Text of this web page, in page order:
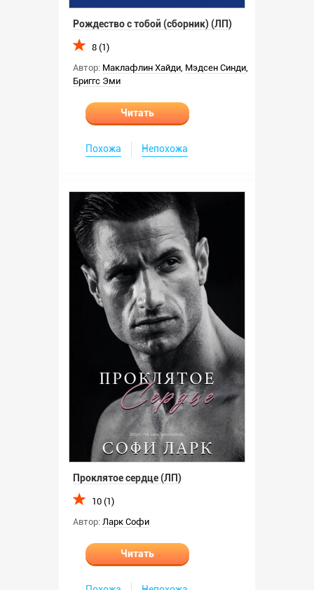
Рождество с тобой (сборник) (ЛП)
8 (1)
Автор: Маклафлин Хайди, Мэдсен Синди,
Бриггс Эми
Читать
Похожа Непохожа
Проклятое сердце (ЛП)
10 (1)
Автор: Ларк Софи
Читать